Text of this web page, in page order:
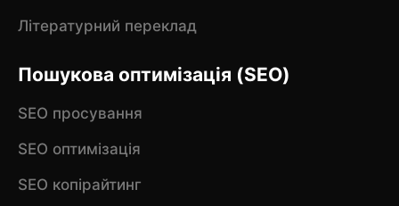
Літературний переклад
Пошукова оптимізація (SEO)
SEO просування
SEO оптимізація
SEO копірайтинг